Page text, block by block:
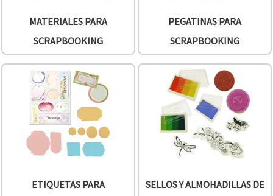
MATERIALES PARA
SCRAPBOOKING
PEGATINAS PARA
SCRAPBOOKING
ETIQUETAS PARA
SELLOS Y ALMOHADILLAS DE